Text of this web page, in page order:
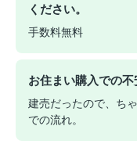
ください。
手数料無料
お住まい購入での
建売だったので、ち
での流れ。